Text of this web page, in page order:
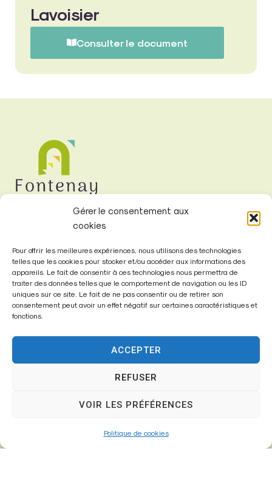
Gérer le consentement aux
cookies
Pour offrir les meilleures expériences, nous utilisons des technologies
telles que les cookies pour stocker et/ou accéder aux informations des
appareils. Le fait de consentir à ces technologies nous permettra de
traiter des données telles que le comportement de navigation ou les ID
uniques sur ce site. Le fait de ne pas consentir ou de retirer son
consentement peut avoir un effet négatif sur certaines caractéristiques et
fonctions.
ACCEPTER
REFUSER
VOIR LES PRÉFÉRENCES
Politique de cookies
Lavoisier
Consulter le document
Mairie de
Fontenay-Trésigny
Mairie,
77610 – Fontenay-Trésigny